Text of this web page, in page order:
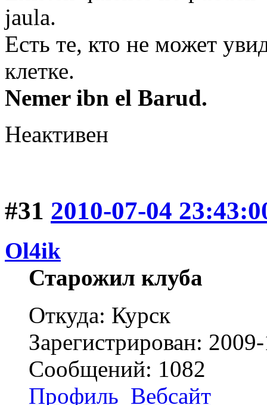
jaula.
Есть те, кто не может
клетке.
Nemer ibn el Barud.
Неактивен
#31 2010-07-04
Ol4ik
Старожил клуба
Откуда: Курск
Зарегистрирован:
Сообщений: 1082
Профиль Вебсайт